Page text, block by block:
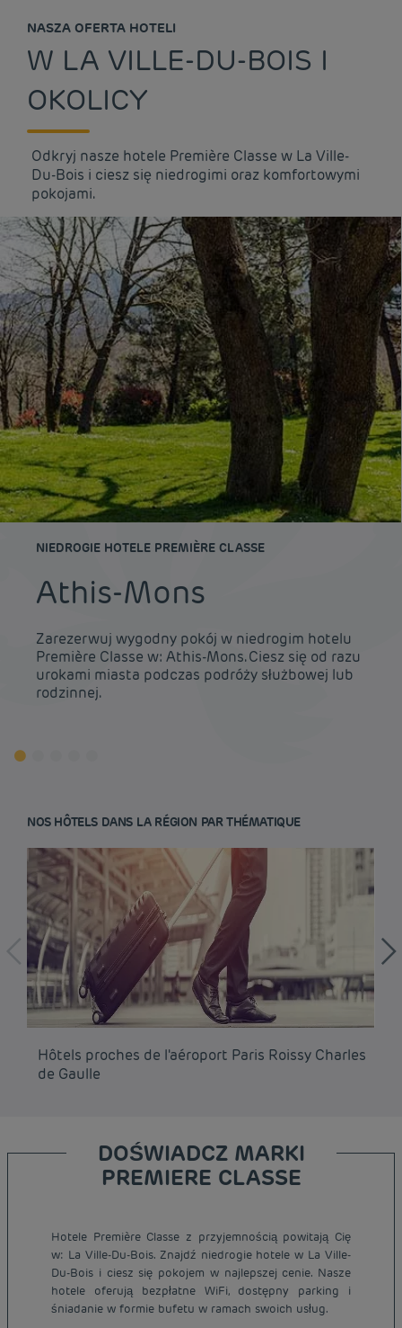
NASZA OFERTA HOTELI
W LA VILLE-DU-BOIS I
OKOLICY
Odkryj nasze hotele Première Classe w La Ville-
Du-Bois i ciesz się niedrogimi oraz komfortowymi
pokojami.
NIEDROGIE HOTELE PREMIÈRE CLASSE
Athis-Mons
Zarezerwuj wygodny pokój w niedrogim hotelu
Première Classe w: Athis-Mons. Ciesz się od razu
urokami miasta podczas podróży służbowej lub
rodzinnej.
NOS HÔTELS DANS LA RÉGION PAR THÉMATIQUE
Hôtels proches de l'aéroport Paris Roissy Charles
de Gaulle
DOŚWIADCZ MARKI
PREMIERE CLASSE
Hotele Première Classe z przyjemnością powitają Cię
w: La Ville-Du-Bois. Znajdź niedrogie hotele w La Ville-
Du-Bois i ciesz się pokojem w najlepszej cenie. Nasze
hotele oferują bezpłatne WiFi, dostępny parking i
śniadanie w formie bufetu w ramach swoich usług.
Tanie hotele Paryż
Tanie hotele Warszawa
Tanie hotele Wrocław
Informacje prawne